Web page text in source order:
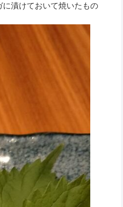
漬けておいて焼いたもの